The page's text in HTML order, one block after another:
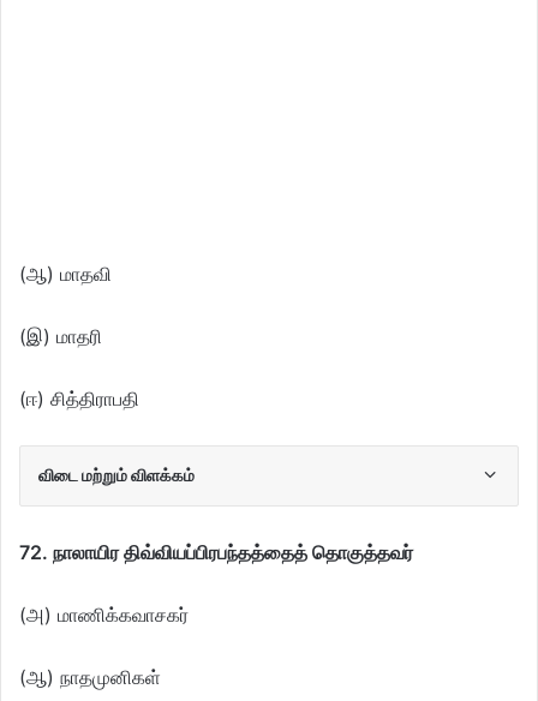
(ஆ) மாதவி
(இ) மாதரி
(ஈ) சித்திராபதி
விடை மற்றும் விளக்கம்
72. நாலாயிர திவ்வியப்பிரபந்தத்தைத் தொகுத்தவர்
(அ) மாணிக்கவாசகர்
(ஆ) நாதமுனிகள்